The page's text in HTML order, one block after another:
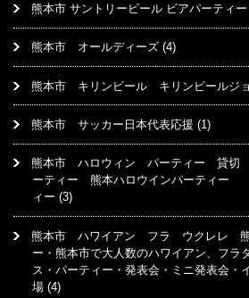
熊本市 サントリービール ビアパーティー
熊本市 オールディーズ (4)
熊本市 キリンビール キリンビール
熊本市 サッカー日本代表応援 (1)
熊本市 ハロウィン パーティー 貸切
ーティー 熊本ハロウインパーティー
ィー (3)
熊本市 ハワイアン フラ ウクレレ 熊
ー・熊本市で大人数のハワイアン、フラ
ス・パーティー・発表会・ミニ発表会・
場 (4)